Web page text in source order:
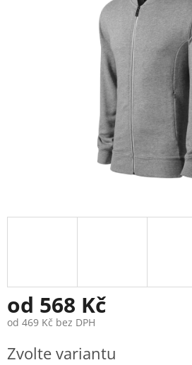
od 568 Kč
od 469 Kč bez DPH
cena:
Zvolte variantu